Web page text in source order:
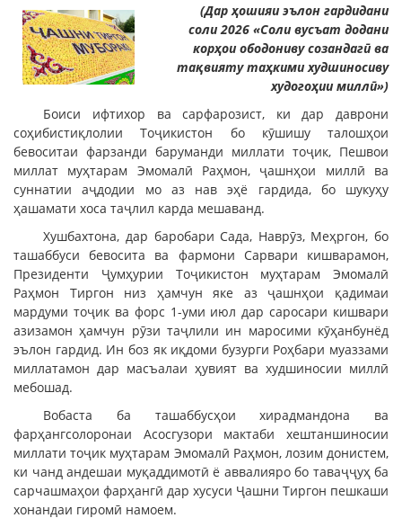
(Дар ҳошияи эълон гардидани
соли 2026 «Соли вусъат додани
корҳои ободониву созандагӣ ва
тақвияту таҳкими худшиносиву
худогоҳии миллӣ»)
Боиси ифтихор ва сарфарозист, ки дар даврони
соҳибистиқлолии Тоҷикистон бо кӯшишу талошҳои
бевоситаи фарзанди баруманди миллати тоҷик, Пешвои
миллат муҳтарам Эмомалӣ Раҳмон, ҷашнҳои миллӣ ва
суннатии аҷдодии мо аз нав эҳё гардида, бо шукуҳу
ҳашамати хоса таҷлил карда мешаванд.
Хушбахтона, дар баробари Сада, Наврӯз, Меҳргон, бо
ташаббуси бевосита ва фармони Сарвари кишварамон,
Президенти Ҷумҳурии Тоҷикистон муҳтарам Эмомалӣ
Раҳмон Тиргон низ ҳамчун яке аз ҷашнҳои қадимаи
мардуми тоҷик ва форс 1-уми июл дар саросари кишвари
азизамон ҳамчун рӯзи таҷлили ин маросими кӯҳанбунёд
эълон гардид. Ин боз як иқдоми бузурги Роҳбари муаззами
миллатамон дар масъалаи ҳувият ва худшиносии миллӣ
мебошад.
Вобаста ба ташаббусҳои хирадмандона ва
фарҳангсолоронаи Асосгузори мактаби хештаншиносии
миллати тоҷик муҳтарам Эмомалӣ Раҳмон, лозим донистем,
ки чанд андешаи муқаддимотӣ ё аввалияро бо таваҷҷуҳ ба
сарчашмаҳои фарҳангӣ дар хусуси Ҷашни Тиргон пешкаши
хонандаи гиромӣ намоем.